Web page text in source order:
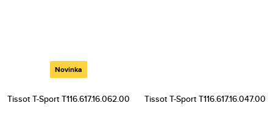
Novinka
Tissot T-Sport T116.617.16.062.00 Tissot T-Sport T116.617.16.047.00